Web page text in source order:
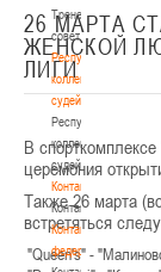
Тренерский
совет
Республиканская
коллегия
судей
Республиканская
коллегия
судей
Контакты
Контакты
Контакты
федерации
26 МАРТА
ЖЕНСКОЙ
ЛИГИ
В
церемония
Также 26 марта
встретяться
"Queen's" -